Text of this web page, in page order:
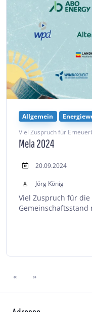
Allgemein
Viel Zuspruch für
Mela 2024
20.09.2024
Jörg König
Viel Zuspruch für die
Gemeinschaftsstand
« »